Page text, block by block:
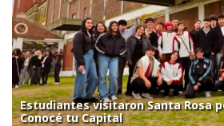
Estudiantes visitaron Santa Rosa
Conocé tu Capital